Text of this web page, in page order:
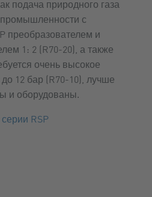
подача природного газа
промышленности с
преобразователем и
1: 2 (R70-20), а также
очень высокое
12 бар (R70-10), лучше
и оборудованы.
RSP